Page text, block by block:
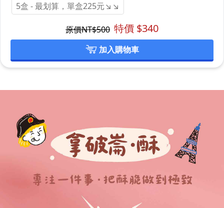
5盒 - 最划算，單盒225元↘↘
原價NT$500 特價 $340
加入購物車